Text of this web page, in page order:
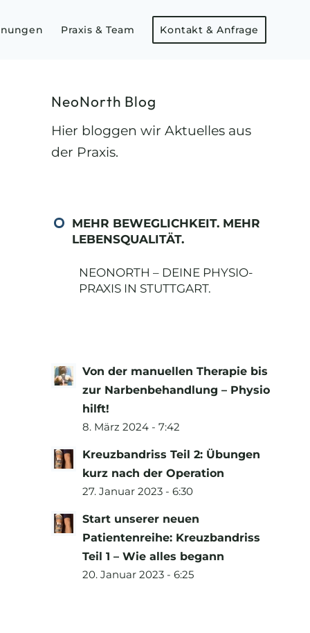
Praxis & Team Kontakt & Anfrage
NeoNorth Blog
Hier bloggen wir Aktuelles aus
der Praxis.
MEHR BEWEGLICHKEIT. MEHR
LEBENSQUALITÄT.
NEONORTH – DEINE PHYSIO-
PRAXIS IN STUTTGART.
Von der manuellen Therapie bis
zur Narbenbehandlung – Physio
hilft!
8. März 2024 - 7:42
Kreuzbandriss Teil 2: Übungen
kurz nach der Operation
27. Januar 2023 - 6:30
Start unserer neuen
Patientenreihe: Kreuzbandriss
Teil 1 – Wie alles begann
20. Januar 2023 - 6:25